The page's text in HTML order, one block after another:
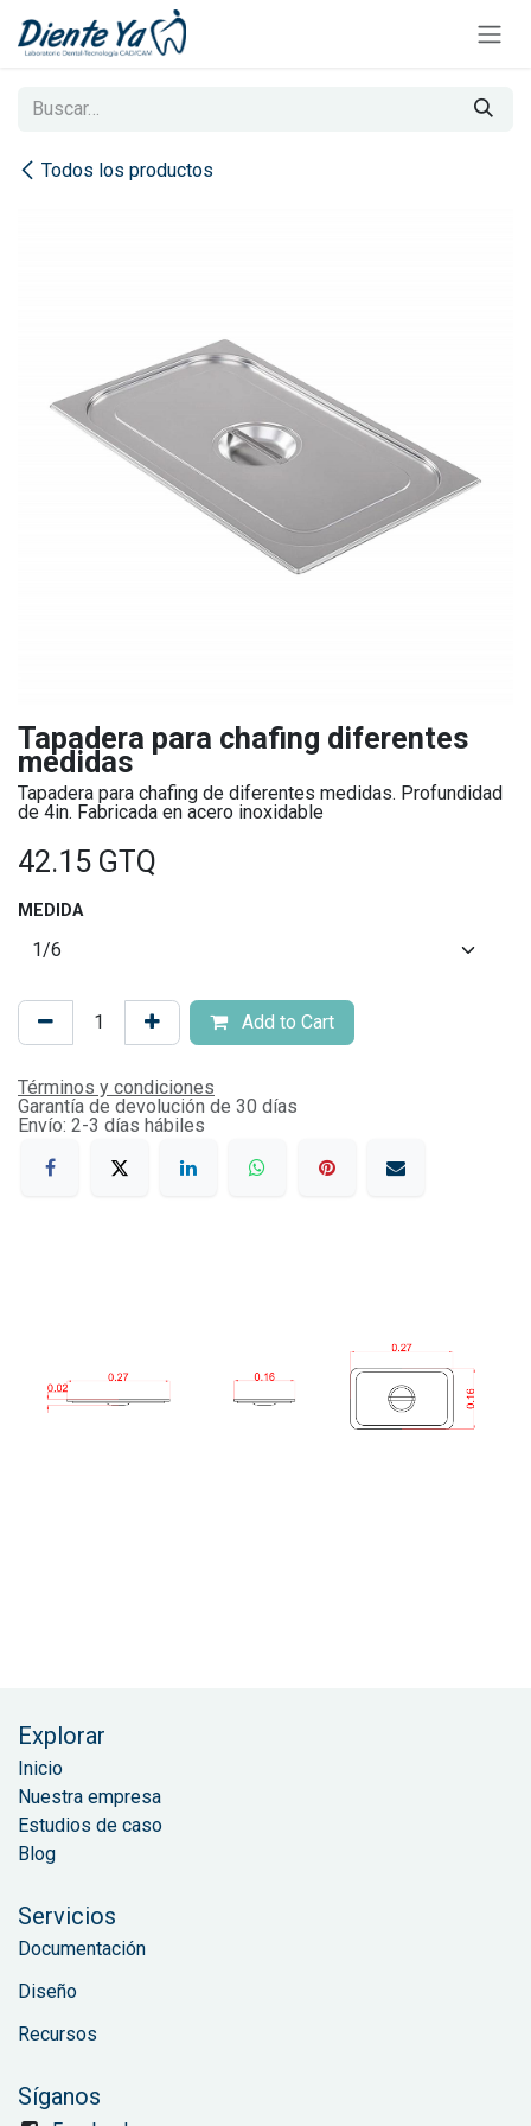
Todos los productos
Tapadera para chafing diferentes
medidas
Tapadera para chafing de diferentes medidas. Profundidad
de 4in. Fabricada en acero inoxidable
42.15 GTQ
MEDIDA
Add to Cart
Términos y condiciones
Garantía de devolución de 30 días
Envío: 2-3 días hábiles
Explorar
Inicio
Nuestra empresa
Estudios de caso
Blog
Servicios
Documentación
Diseño
Recursos
Síganos